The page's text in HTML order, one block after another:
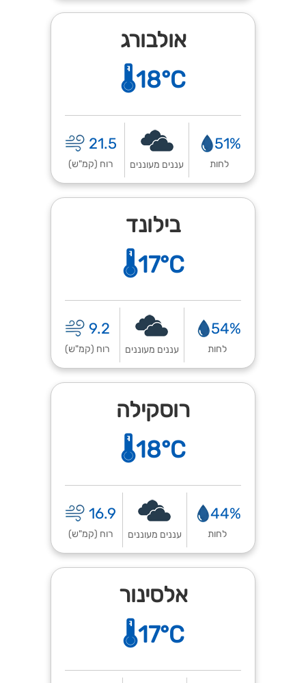
אולבורג
🌡️18°C
51%
לחות עננים מעוננים
21.5
רוח (קמ"ש)
בילונד
🌡️17°C
54%
לחות עננים מעוננים
9.2
רוח (קמ"ש)
רוסקילה
🌡️18°C
44%
לחות עננים מעוננים
16.9
רוח (קמ"ש)
אלסינור
🌡️17°C